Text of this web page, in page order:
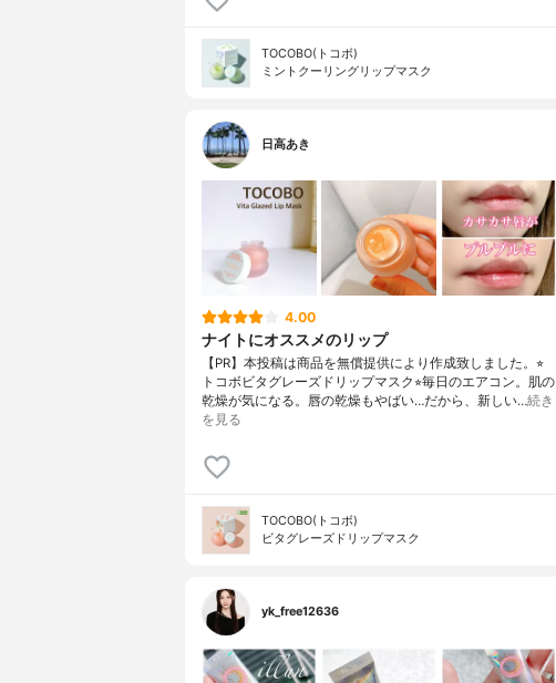
TOCOBO(トコボ)
ミントクーリングリップマスク
日高あき
4.00
ナイトにオススメのリップ
【PR】本投稿は商品を無償提供により作成致しました。⭐︎
トコボビタグレーズドリップマスク⭐︎毎日のエアコン。肌の
乾燥が気になる。唇の乾燥もやばい…だから、新しい…続き
を見る
TOCOBO(トコボ)
ビタグレーズドリップマスク
yk_free12636